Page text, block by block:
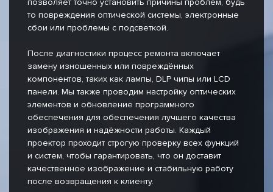
позволяет точно установить причины проблем, будь
то повреждения оптической системы, электронные
сбои или проблемы с подсветкой.
После диагностики процесс ремонта включает
замену изношенных или повреждённых
компонентов, таких как лампы, DLP чипы или LCD
панели. Мы также проводим настройку оптических
элементов и обновление программного
обеспечения для обеспечения лучшего качества
изображения и надёжности работы. Каждый
проектор проходит строгую проверку всех функций
и систем, чтобы гарантировать, что он доставит
качественное изображение и стабильную работу
после возвращения к клиенту.